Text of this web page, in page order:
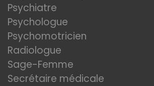
Psychiatre
Psychologue
Psychomotricien
Radiologue
Sage-Femme
Secrétaire médicale